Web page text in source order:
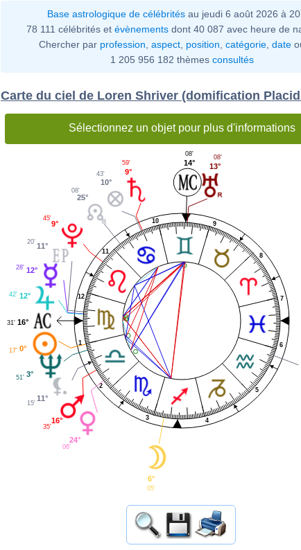
Base astrologique de célébritésau jeudi 6 août 2026 à
78 111 célébrités et évènements dont 40 087 avec heure de
Chercher par profession aspect position catégorie date
1 205 956 182 thèmes consultés
Carte du ciel de Loren Shriver (domification
Sélectionnez un objet pour plus d'informations
1
2
3 4
5
6
7
8
9
10
11
12
13°
08'
14°
08'
9°
59'
10°
43'
25°
08'
9°
45'
11°
20'
12°
28'
12°
42'
16°
31'
0°
17'
3°
51'
11°
15'
16°
35'
24°
06'
6°
05'